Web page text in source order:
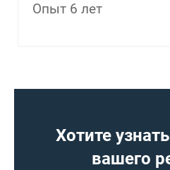
Опыт 6 лет
Хотите
вашего